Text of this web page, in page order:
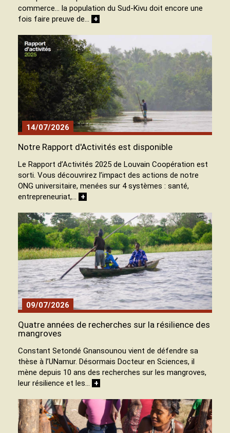
commerce… la population du Sud-Kivu doit encore une
fois faire preuve de… +
14/07/2026
Notre Rapport d'Activités est disponible
Le Rapport d’Activités 2025 de Louvain Coopération est
sorti. Vous découvrirez l’impact des actions de notre
ONG universitaire, menées sur 4 systèmes : santé,
entrepreneuriat,… +
09/07/2026
Quatre années de recherches sur la résilience des
mangroves
Constant Setondé Gnansounou vient de défendre sa
thèse à l’UNamur. Désormais Docteur en Sciences, il
mène depuis 10 ans des recherches sur les mangroves,
leur résilience et les… +